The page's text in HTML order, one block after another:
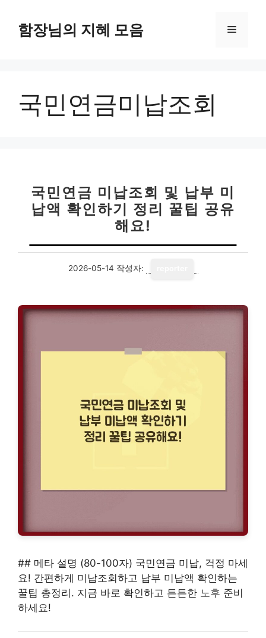
함장님의 지혜 모음 메
국민연금미납조회
국민연금 미납조회 및 납부 미
납액 확인하기 정리 꿀팁 공유
해요!
2026-05-14 작성자:
## 메타 설명 (80-100자) 국민연금 미납, 걱정 마세
요! 간편하게 미납조회하고 납부 미납액 확인하는
꿀팁 총정리. 지금 바로 확인하고 든든한 노후 준비
하세요!